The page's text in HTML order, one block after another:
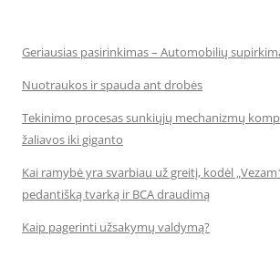
Geriausias pasirinkimas – Automobilių
Nuotraukos ir spauda ant drobės
Tekinimo procesas sunkiųjų mechanizmų
žaliavos iki giganto
Kai ramybė yra svarbiau už greitį, kodėl
pedantišką tvarką ir BCA draudimą
Kaip pagerinti užsakymų valdymą?